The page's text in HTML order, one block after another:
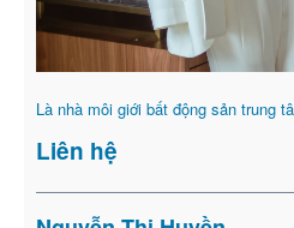
Là nhà môi giới bất động sản trung
Liên hệ